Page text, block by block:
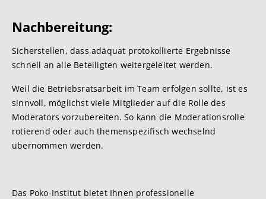
Nachbereitung:
Sicherstellen, dass adäquat protokollierte Ergebnisse
schnell an alle Beteiligten weitergeleitet werden.
Weil die Betriebsratsarbeit im Team erfolgen sollte, ist es
sinnvoll, möglichst viele Mitglieder auf die Rolle des
Moderators vorzubereiten. So kann die Moderationsrolle
rotierend oder auch themenspezifisch wechselnd
übernommen werden.
Das Poko-Institut bietet Ihnen professionelle